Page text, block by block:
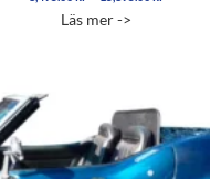
av 5
Läs mer ->